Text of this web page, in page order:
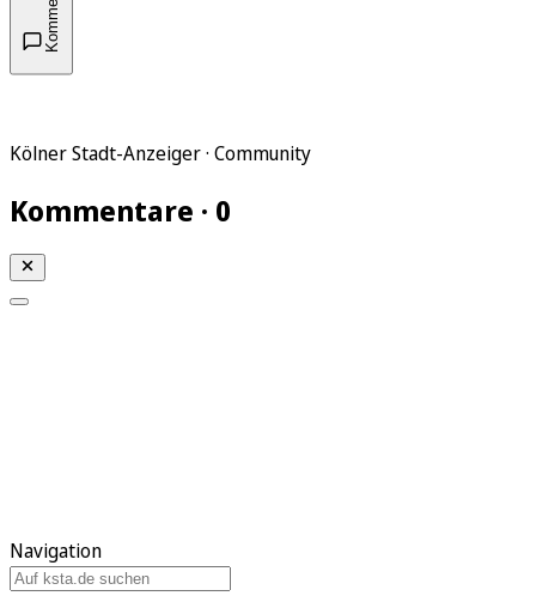
Kölner Stadt-Anzeiger · Community
Kommentare · 0
Navigation